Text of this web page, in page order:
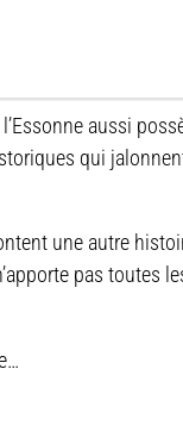
aussi
qui
une autre
pas toutes